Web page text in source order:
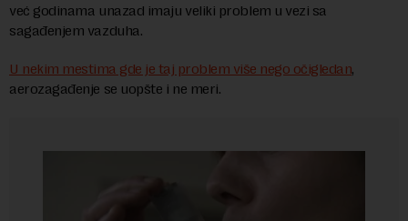
već godinama unazad imaju veliki problem u vezi sa
sagađenjem vazduha.
U nekim mestima gde je taj problem više nego očigledan,
aerozagađenje se uopšte i ne meri.